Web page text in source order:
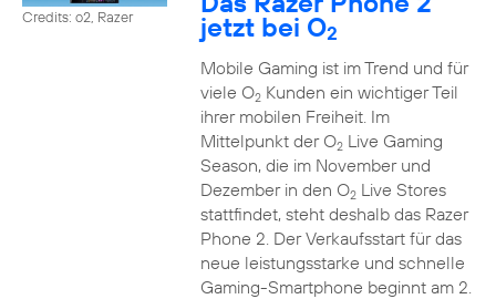
Credits: o2, Razer jetzt bei O2
Mobile Gaming ist im Trend und für
viele O2Kunden ein wichtiger Teil
ihrer mobilen Freiheit. Im
Mittelpunkt der O2Live Gaming
Season, die im November und
Dezember in den O2Live Stores
stattfindet, steht deshalb das Razer
Phone 2. Der Verkaufsstart für das
neue leistungsstarke und schnelle
Gaming-Smartphone beginnt am 2.